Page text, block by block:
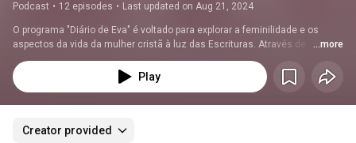
Podcast • 12 episodes • Last updated on Aug 21, 2024
O programa "Diário de Eva" é voltado para explorar a feminilidade e os
aspectos da vida da mulher cristã à luz das Escrituras. Através de
estudos, reflexões e encontros, o programa busca resgatar os valores
bíblicos para a mulher, oferecendo orientações sobre o papel feminino no
lar, na igreja e na sociedade, sempre com base em princípios de fé e
...more
Play
Creator provided